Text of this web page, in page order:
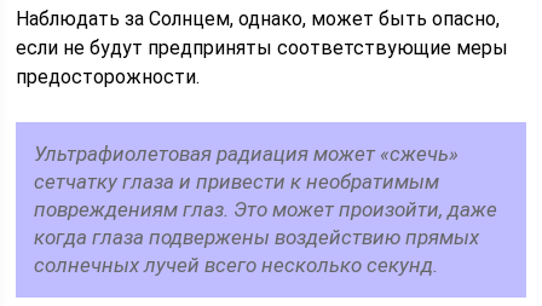
Наблюдать за Солнцем, однако, может быть опасно,
если не будут предприняты соответствующие меры
предосторожности.
Ультрафиолетовая радиация может «сжечь»
сетчатку глаза и привести к необратимым
повреждениям глаз. Это может произойти, даже
когда глаза подвержены воздействию прямых
солнечных лучей всего несколько секунд.